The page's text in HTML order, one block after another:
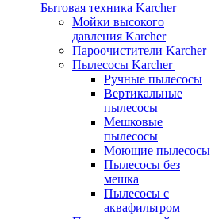
Бытовая техника Karcher
Мойки высокого
давления Karcher
Пароочистители Karcher
Пылесосы Karcher
Ручные пылесосы
Вертикальные
пылесосы
Мешковые
пылесосы
Моющие пылесосы
Пылесосы без
мешка
Пылесосы с
аквафильтром